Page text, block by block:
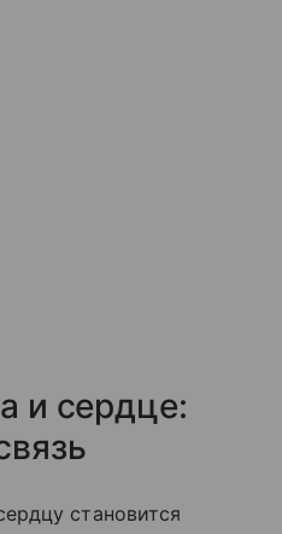
и сердце:
становится